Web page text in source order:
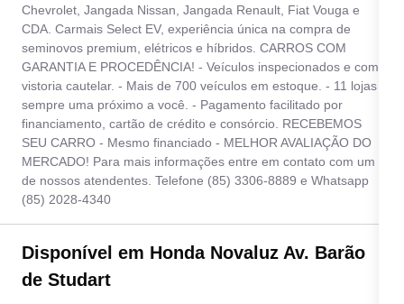
Chevrolet, Jangada Nissan, Jangada Renault, Fiat Vouga e
CDA. Carmais Select EV, experiência única na compra de
seminovos premium, elétricos e híbridos. CARROS COM
GARANTIA E PROCEDÊNCIA! - Veículos inspecionados e com
vistoria cautelar. - Mais de 700 veículos em estoque. - 11 lojas
sempre uma próximo a você. - Pagamento facilitado por
financiamento, cartão de crédito e consórcio. RECEBEMOS
SEU CARRO - Mesmo financiado - MELHOR AVALIAÇÃO DO
MERCADO! Para mais informações entre em contato com um
de nossos atendentes. Telefone (85) 3306-8889 e Whatsapp
(85) 2028-4340
Disponível em Honda Novaluz Av. Barão
de Studart
Ao informar meus dados, eu concordo com aPolítica de privacidade
Enviar